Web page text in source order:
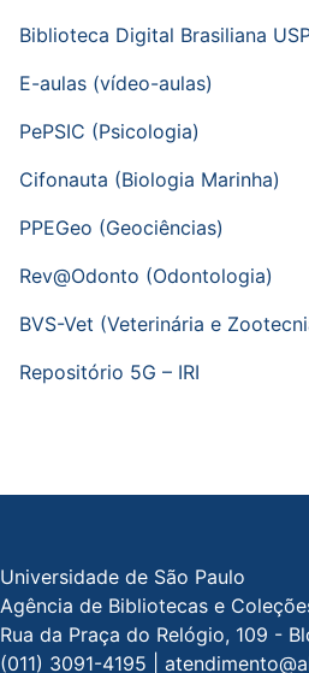
Biblioteca Digital Brasiliana
E-aulas (vídeo-aulas)
PePSIC (Psicologia)
Cifonauta (Biologia Marinha)
PPEGeo (Geociências)
Rev@Odonto (Odontologia)
BVS-Vet (Veterinária e
Repositório 5G – IRI
Rodapé do site
Universidade de São Paulo
Agência de Bibliotecas e
Rua da Praça do Relógio, 109 -
(011) 3091-4195 |